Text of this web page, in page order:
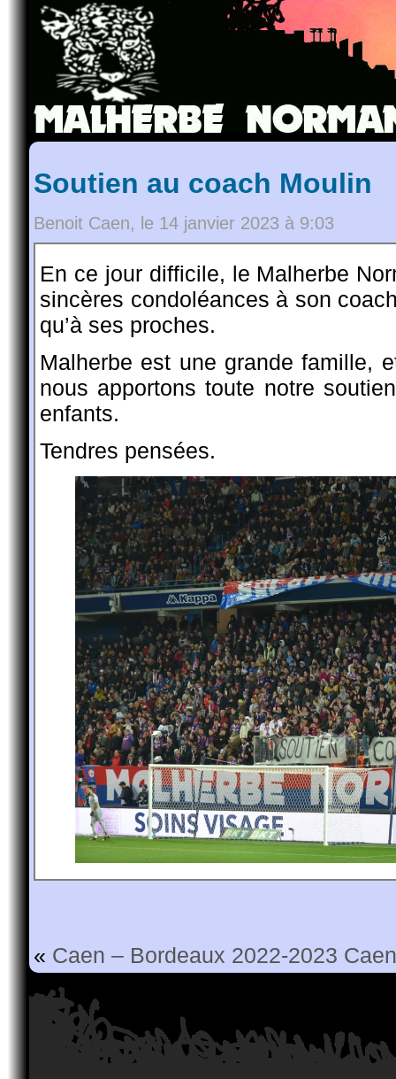
Soutien au coach Moulin
Benoit Caen, le 14 janvier 2023 à 9:03
En ce jour difficile, le Malherbe
sincères condoléances à son
qu’à ses proches.
Malherbe est une grande famille,
nous apportons toute notre
enfants.
Tendres pensées.
« Caen – Bordeaux 2022-2023